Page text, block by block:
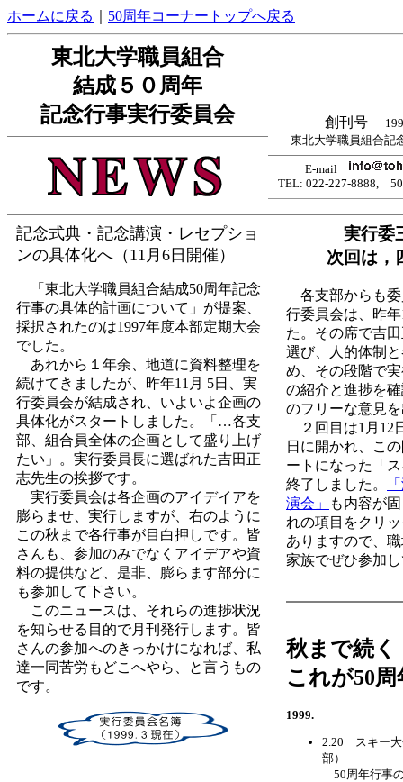
ホームに戻る 50周年コーナートップへ戻る
東北大学職員組合
結成５０周年
記念行事実行委員会
創刊号
東北大学職員組合記
E-mail
TEL: 022-227-8888,
記念式典・記念講演・レセプショ
ンの具体化へ（11月6日開催）
「東北大学職員組合結成50周年記念
行事の具体的計画について」が提案、
採択されたのは1997年度本部定期大会
でした。
あれから１年余、地道に資料整理を
続けてきましたが、昨年11月 5日、実
行委員会が結成され、いよいよ企画の
具体化がスタートしました。「…各支
部、組合員全体の企画として盛り上げ
たい」。実行委員長に選ばれた吉田正
志先生の挨拶です。
実行委員会は各企画のアイデイアを
膨らませ、実行しますが、右のように
この秋まで各行事が目白押しです。皆
さんも、参加のみでなくアイデアや資
料の提供など、是非、膨らます部分に
も参加して下さい。
このニュースは、それらの進捗状況
を知らせる目的で月刊発行します。皆
さんの参加へのきっかけになれば、私
達一同苦労もどこへやら、と言うもの
です。
実行委
次回は，
各支部からも委
行委員会は、昨
た。その席で吉
選び、人的体制
め、その段階で
の紹介と進捗を
のフリーな意見
２回目は1月12
日に開かれ、こ
ートになった「
終了しました。
演会」
も内容が
れの項目をクリ
ありますので、
家族でぜひ参加
秋まで続く
これが50
1999.
2.20 スキー大
部）
50周年行事